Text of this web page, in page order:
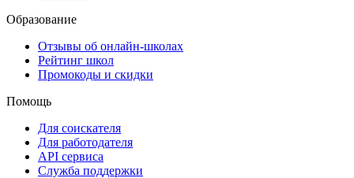
Образование
Отзывы об онлайн-школах
Рейтинг школ
Промокоды и скидки
Помощь
Для соискателя
Для работодателя
API сервиса
Служба поддержки